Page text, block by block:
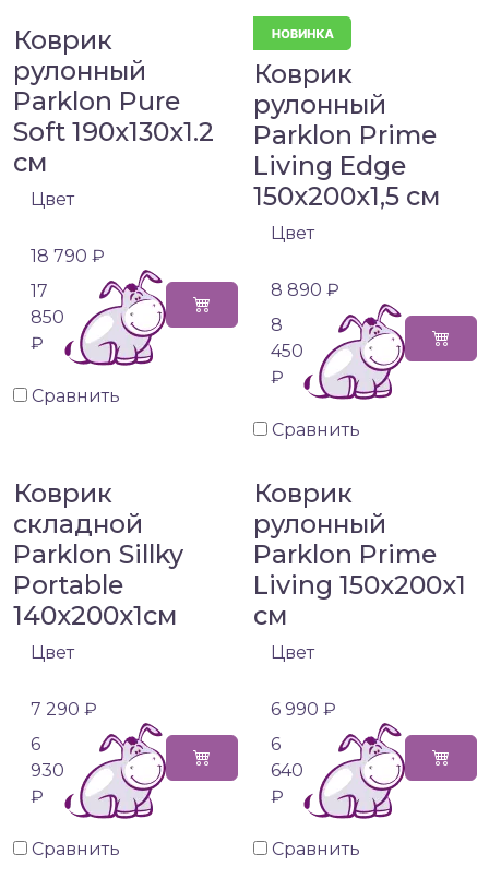
Коврик
рулонный
Parklon Pure
Soft 190x130x1.2
см
Цвет
18 790 ₽
17
850
₽
Сравнить
Коврик
рулонный
Parklon Prime
Living Edge
150x200x1,5 см
Цвет
8 890 ₽
8
450
₽
Сравнить
Коврик
складной
Parklon Sillky
Portable
140x200x1см
Цвет
7 290 ₽
6
930
₽
Сравнить
Коврик
рулонный
Parklon Prime
Living 150x200x1
см
Цвет
6 990 ₽
6
640
₽
Сравнить